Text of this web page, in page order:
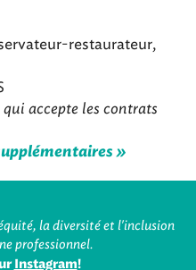
restaurateur,
accepte les contrats
»
la diversité et l'inclusion
professionnel.
Instagram!